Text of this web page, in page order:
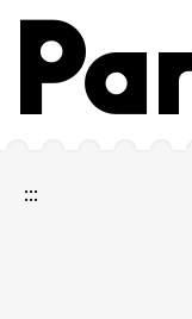
跳到主要內容區塊
網站導覽
:::